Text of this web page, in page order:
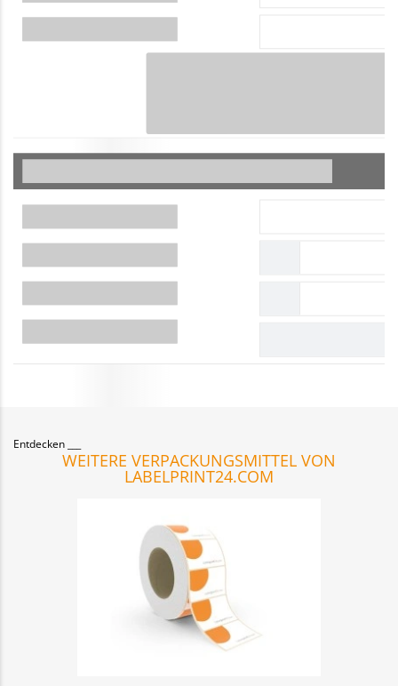
Entdecken
WEITERE VERPACKUNGSMITTEL VON
LABELPRINT24.COM